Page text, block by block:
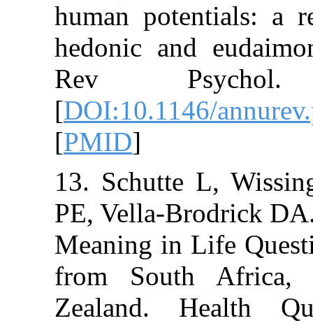
human
hedonic and
Rev
[DOI:10.1146/
[
13. Schutte L,
PE, Vella-
Meaning in
from South
Zealand.